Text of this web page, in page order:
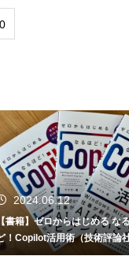
ゼロからはじめる なるほ
活用術（技術評論社）